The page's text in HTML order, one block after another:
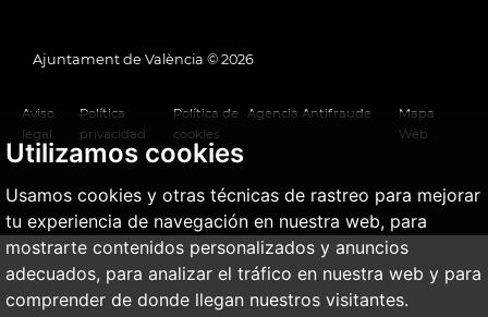
Utilizamos cookies
Usamos cookies y otras técnicas de rastreo para mejorar
tu experiencia de navegación en nuestra web, para
mostrarte contenidos personalizados y anuncios
adecuados, para analizar el tráfico en nuestra web y para
comprender de donde llegan nuestros visitantes.
Ajuntament de València © 2026
Aviso
legal
Política
privacidad
Política de
cookies
Agencia Antifraude
Mapa
Web